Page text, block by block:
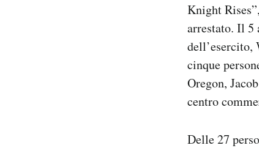
Knight
arrestato. Il 5
dell’esercito,
cinque
Oregon,
centro
Delle 27